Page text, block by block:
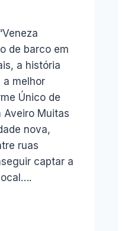
de barco em
a história
a melhor
Único de
Aveiro Muitas
nova,
ruas
captar a